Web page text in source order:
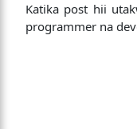
Katika post hii
programmer na